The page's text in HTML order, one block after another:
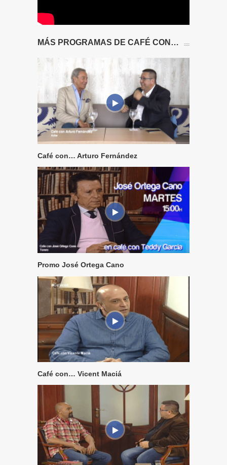
MÁS PROGRAMAS DE CAFÉ CON…
Café con… Arturo Fernández
Promo José Ortega Cano
Café con… Vicent Maciá